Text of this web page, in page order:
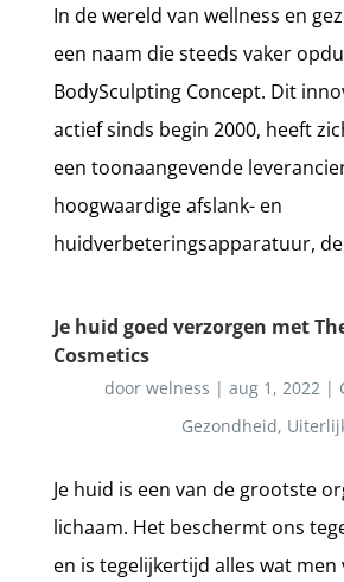
In de wereld van wellness en
een naam die steeds vaker
BodySculpting Concept. Dit
actief sinds begin 2000, heeft
een toonaangevende
hoogwaardige afslank- en
huidverbeteringsapparatuur,
Je huid goed verzorgen met
Cosmetics
doorwelness |aug 1, 2022 |
Gezondheid,
Je huid is een van de grootste
lichaam. Het beschermt ons
en is tegelijkertijd alles wat men